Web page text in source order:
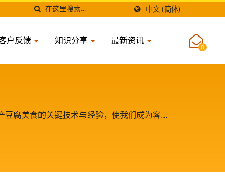
中文 (简体)
户反馈 知识分享 最新资讯
0
腐美食的关键技术与经验，使我们成为客户